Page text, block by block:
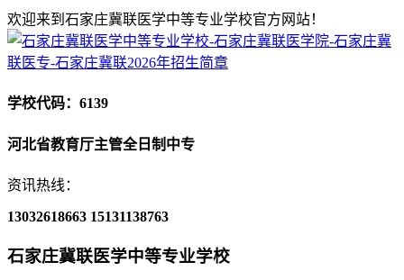
欢迎来到石家庄冀联医学中等专业学校官方网站！
学校代码：6139
河北省教育厅主管全日制中专
资讯热线：
13032618663 15131138763
石家庄冀联医学中等专业学校